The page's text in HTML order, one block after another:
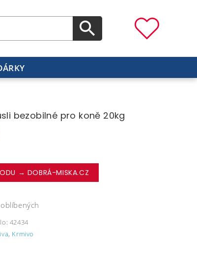
bezobilné pro koně 20kg
→ DOBRÁ-MISKA.CZ
42434
, Krmivo